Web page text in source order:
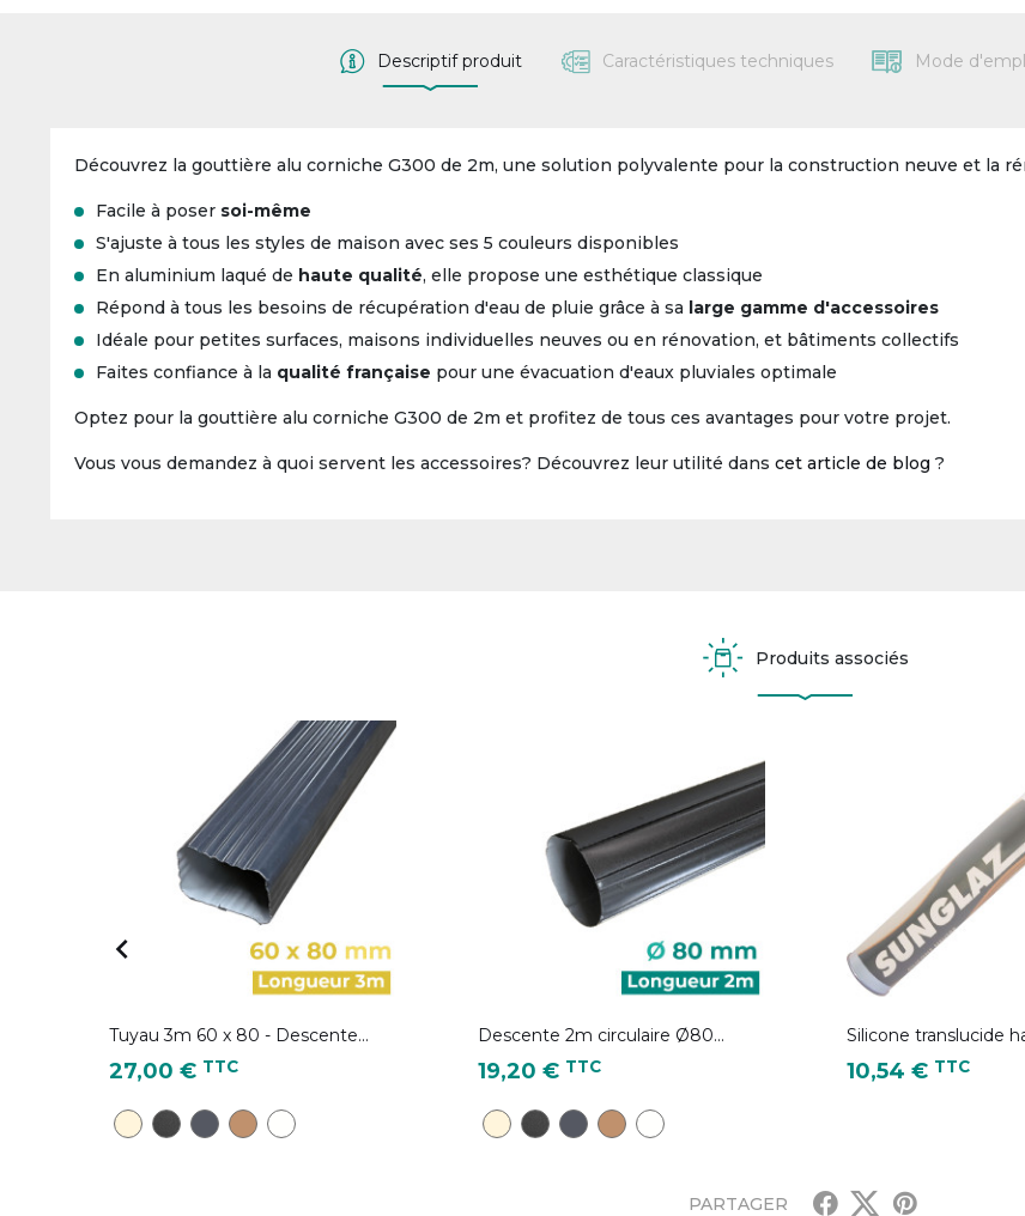
Descriptif produit Caractéristiques techniques Mode
Découvrez la gouttière alu corniche G300 de 2m, une solution polyvalente pour la construction neuve et la
Facile à poser soi-même
S'ajuste à tous les styles de maison avec ses 5 couleurs disponibles
En aluminium laqué de haute qualité, elle propose une esthétique classique
Répond à tous les besoins de récupération d'eau de pluie grâce à sa large gamme d'accessoires
Idéale pour petites surfaces, maisons individuelles neuves ou en rénovation, et bâtiments collectifs
Faites confiance à la qualité française pour une évacuation d'eaux pluviales optimale
Optez pour la gouttière alu corniche G300 de 2m et profitez de tous ces avantages pour votre projet.
Vous vous demandez à quoi servent les accessoires? Découvrez leur utilité dans cet article de blog ?
Produits associés

Tuyau 3m 60 x 80 - Descente...
Prix
27,00 € TTC
TP22 - Ton pierre
NG18 - Noir Graphite (équivalent à la couleur 2100FT)
BA6 - Bleu ardoise ( équivalent RAL 7016 )
C9 - Cuivre
B3 - Blanc
Descente 2m circulaire Ø80...
Prix
19,20 € TTC
TP22 - Ton pierre
NG18 - Noir Graphite (équivalent à la couleur 2100FT)
BA6 - Bleu ardoise ( équivalent RAL 7016 )
C9 - Cuivre
B3 - Blanc
Silicone translucide
Prix
10,54 € TTC
PARTAGER